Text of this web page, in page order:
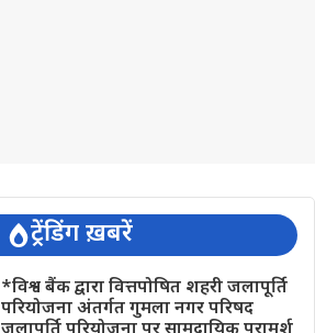
ट्रेंडिंग ख़बरें
*विश्व बैंक द्वारा वित्तपोषित शहरी जलापूर्ति
परियोजना अंतर्गत गुमला नगर परिषद